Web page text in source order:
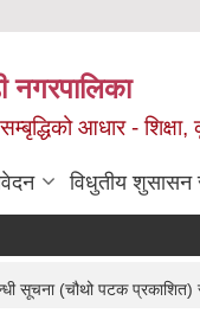
नगरपालिका
आधार - शिक्षा,
विधुतीय शुसासन
सूचना (चौथो पटक प्रकाशित)